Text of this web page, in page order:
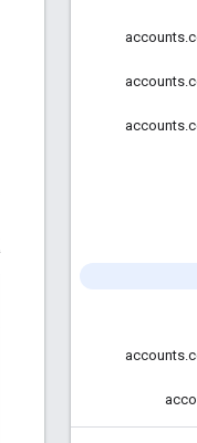
accounts.
accounts.
accounts.
accounts.